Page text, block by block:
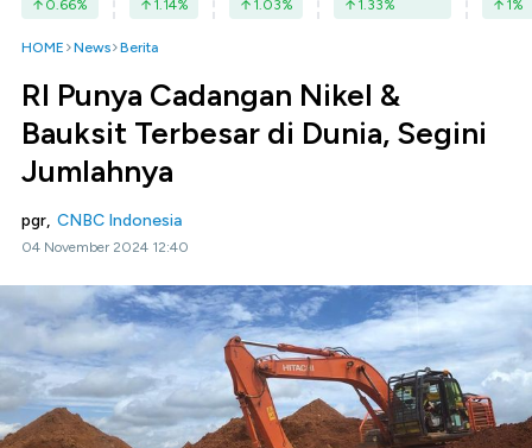
0.66% 1.14% 1.03% 1.33% 1%
HOME News Berita
RI Punya Cadangan Nikel &
Bauksit Terbesar di Dunia, Segini
Jumlahnya
pgr, CNBC Indonesia
04 November 2024 12:40